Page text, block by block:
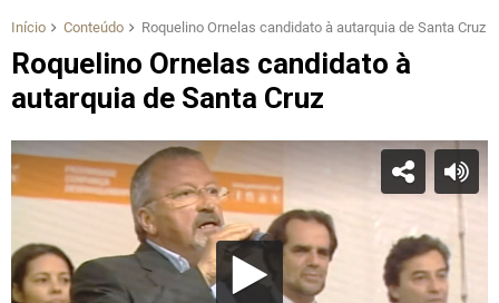
Início Conteúdo Roquelino Ornelas candidato à autarquia de Santa Cruz
Roquelino Ornelas candidato à
autarquia de Santa Cruz